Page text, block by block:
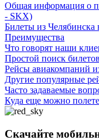
Общая информация о
- SKX)
Билеты из
Преимущества
Что говорят наши
Простой поиск
Рейсы авиакомпаний
Другие популярные
Часто задаваемые
Куда еще можно
Скачайте